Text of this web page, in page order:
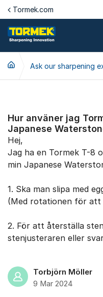
Jump to content
Tormek.com
Ask our sharpening
Hur använer jag
Japanese
Hej,
Jag ha en Tormek T-8
min Japanese
1. Ska man slipa med
(Med rotationen för att
2. För att återställa
stenjusteraren eller
Torbjörn Möller
9 Mar 2024